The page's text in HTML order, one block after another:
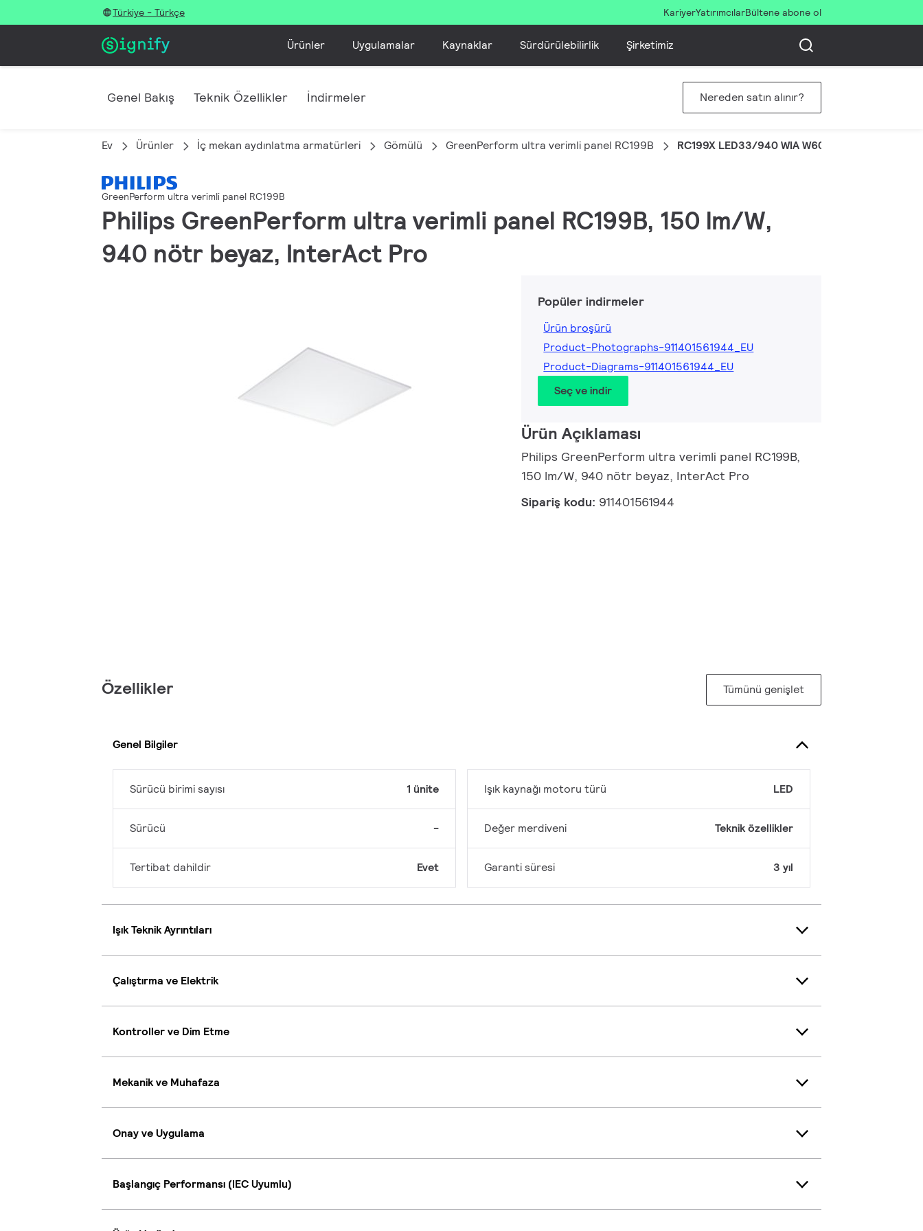
Türkiye - Türkçe KariyerYatırımcılarBültene abone ol
Ürünler Uygulamalar Kaynaklar Sürdürülebilirlik Şirketimiz
Genel Bakış Teknik Özellikler İndirmeler Nereden satın alınır?
Ev Ürünler İç mekan aydınlatma armatürleri Gömülü GreenPerform ultra verimli panel RC199B RC199X LED33/940 WIA W60L60 OC UE CN
GreenPerform ultra verimli panel RC199B
Philips GreenPerform ultra verimli panel RC199B, 150 lm/W,
940 nötr beyaz, InterAct Pro
Popüler indirmeler
Ürün broşürü
Product-Photographs-911401561944_EU
Product-Diagrams-911401561944_EU
Seç ve indir
Ürün Açıklaması
Philips GreenPerform ultra verimli panel RC199B,
150 lm/W, 940 nötr beyaz, InterAct Pro
Sipariş kodu: 911401561944
Özellikler Tümünü genişlet
Genel Bilgiler
Sürücü birimi sayısı 1 ünite
Sürücü -
Tertibat dahildir Evet
Işık kaynağı motoru türü LED
Değer merdiveni Teknik özellikler
Garanti süresi 3 yıl
Işık Teknik Ayrıntıları
Çalıştırma ve Elektrik
Kontroller ve Dim Etme
Mekanik ve Muhafaza
Onay ve Uygulama
Başlangıç Performansı (IEC Uyumlu)